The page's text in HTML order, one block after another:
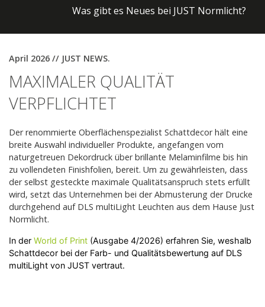
Messen & Events
Produktneuheiten
Das Verbot der Leuchtstofflampe
Was gibt es Neues bei JUST Normlicht?
April 2026 // JUST NEWS.
MAXIMALER QUALITÄT
VERPFLICHTET
Der renommierte Oberflächenspezialist Schattdecor hält eine
breite Auswahl individueller Produkte, angefangen vom
naturgetreuen Dekordruck über brillante Melaminfilme bis hin
zu vollendeten Finishfolien, bereit. Um zu gewährleisten, dass
der selbst gesteckte maximale Qualitätsanspruch stets erfüllt
wird, setzt das Unternehmen bei der Abmusterung der Drucke
durchgehend auf DLS multiLight Leuchten aus dem Hause Just
Normlicht.​
In der World of Print (Ausgabe 4/2026) erfahren Sie, weshalb
Schattdecor bei der Farb- und Qualitätsbewertung auf DLS
multiLight von JUST vertraut.